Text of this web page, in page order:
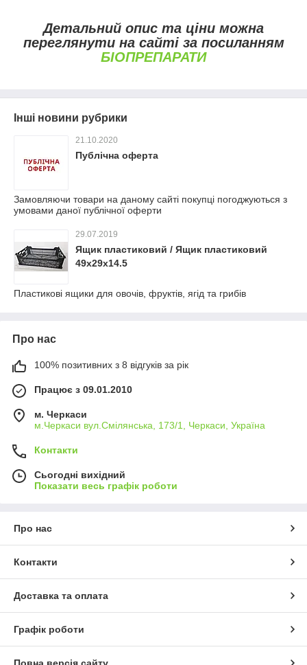
Детальний опис та ціни можна
переглянути на сайті за посиланням
БІОПРЕПАРАТИ
Інші новини рубрики
21.10.2020
Публічна оферта
Замовляючи товари на даному сайті покупці погоджуються з
умовами даної публічної оферти
29.07.2019
Ящик пластиковий / Ящик пластиковий
49х29х14.5
Пластикові ящики для овочів, фруктів, ягід та грибів
Про нас
100% позитивних з 8 відгуків за рік
Працює з 09.01.2010
м. Черкаси
м.Черкаси вул.Смілянська, 173/1, Черкаси, Україна
Контакти
Сьогодні вихідний
Показати весь графік роботи
Про нас
Контакти
Доставка та оплата
Графік роботи
Повна версія сайту